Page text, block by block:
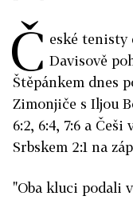
Č eské tenisty
Davisově
Štěpánkem dnes
Zimonjiče s Iljou
6:2, 6:4, 7:6 a
Srbskem 2:1 na
"Oba kluci podali